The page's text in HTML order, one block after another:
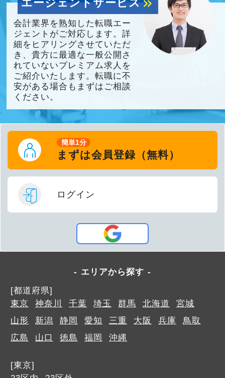
エージェントサービスkeyboard_double_arrow_right
会計業界を熟知した転職エー
ジェントがご対応します。詳
細をヒアリングさせていただ
き、貴方に最適な一般公開さ
れていないプレミアム求人を
ご紹介いたします。転職に不
安がある場合もまずはご相談
ください。
簡単1分
まずは会員登録（無料）
ログイン
エリアから探す
[都道府県]
東京
神奈川 千葉 埼玉 群馬 北海道
宮城
山形
新潟 静岡 愛知 三重 大阪 兵庫
鳥取
広島
山口 徳島 福岡 沖縄
[東京]